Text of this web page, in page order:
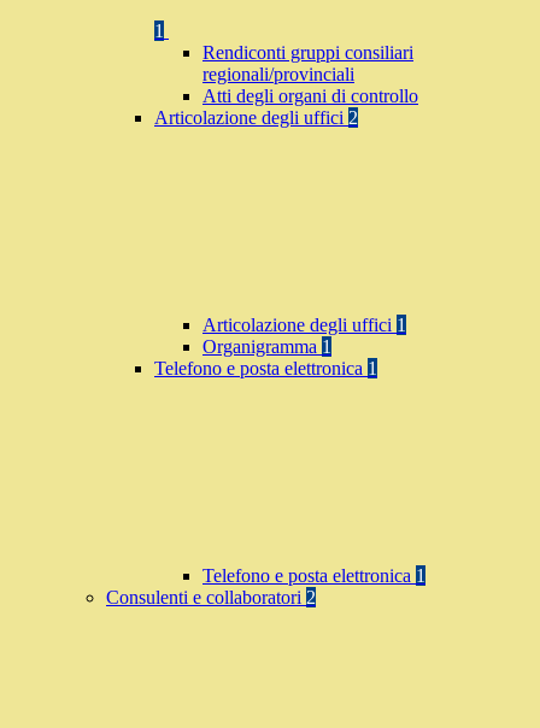
1
Rendiconti gruppi consiliari
regionali/provinciali
Atti degli organi di controllo
Articolazione degli uffici 2
Articolazione degli uffici 1
Organigramma 1
Telefono e posta elettronica 1
Telefono e posta elettronica 1
Consulenti e collaboratori 2